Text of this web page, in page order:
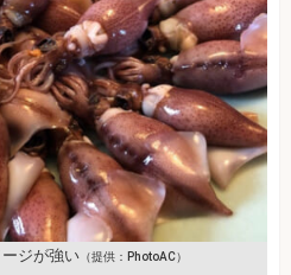
ジが強い（提供：PhotoAC）